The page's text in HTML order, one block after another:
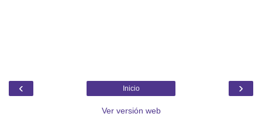
‹ ›
Inicio
Ver versión web